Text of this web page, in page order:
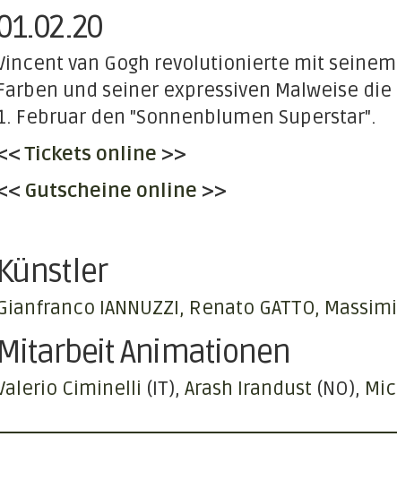
van Gogh revolutionierte mit
und seiner expressiven Malweise
Februar den "Sonnenblumen Superstar".
Tickets online >>
Gutscheine online >>
Künstler
IANNUZZI, Renato GATTO,
Mitarbeit Animationen
Ciminelli (IT) Arash Irandust (NO)